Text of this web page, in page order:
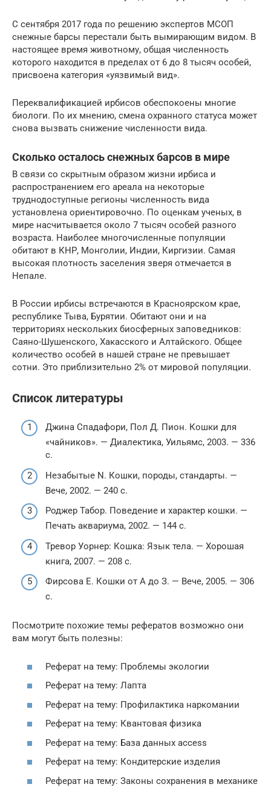
С сентября 2017 года по решению экспертов МСОП
снежные барсы перестали быть вымирающим видом. В
настоящее время животному, общая численность
которого находится в пределах от 6 до 8 тысяч особей,
присвоена категория «уязвимый вид».
Переквалификацией ирбисов обеспокоены многие
биологи. По их мнению, смена охранного статуса может
снова вызвать снижение численности вида.
Сколько осталось снежных барсов в мире
В связи со скрытным образом жизни ирбиса и
распространением его ареала на некоторые
труднодоступные регионы численность вида
установлена ориентировочно. По оценкам ученых, в
мире насчитывается около 7 тысяч особей разного
возраста. Наиболее многочисленные популяции
обитают в КНР, Монголии, Индии, Киргизии. Самая
высокая плотность заселения зверя отмечается в
Непале.
В России ирбисы встречаются в Красноярском крае,
республике Тыва, Бурятии. Обитают они и на
территориях нескольких биосферных заповедников:
Саяно-Шушенского, Хакасского и Алтайского. Общее
количество особей в нашей стране не превышает
сотни. Это приблизительно 2% от мировой популяции.
Список литературы
Джина Спадафори, Пол Д. Пион. Кошки для
«чайников». — Диалектика, Уильямс, 2003. — 336
с.
Незабытые N. Кошки, породы, стандарты. —
Вече, 2002. — 240 с.
Роджер Табор. Поведение и характер кошки. —
Печать аквариума, 2002. — 144 с.
Тревор Уорнер: Кошка: Язык тела. — Хорошая
книга, 2007. — 208 с.
Фирсова Е. Кошки от А до З. — Вече, 2005. — 306
с.
Посмотрите похожие темы рефератов возможно они
вам могут быть полезны:
Реферат на тему: Проблемы экологии
Реферат на тему: Лапта
Реферат на тему: Профилактика наркомании
Реферат на тему: Квантовая физика
Реферат на тему: База данных access
Реферат на тему: Кондитерские изделия
Реферат на тему: Законы сохранения в механике